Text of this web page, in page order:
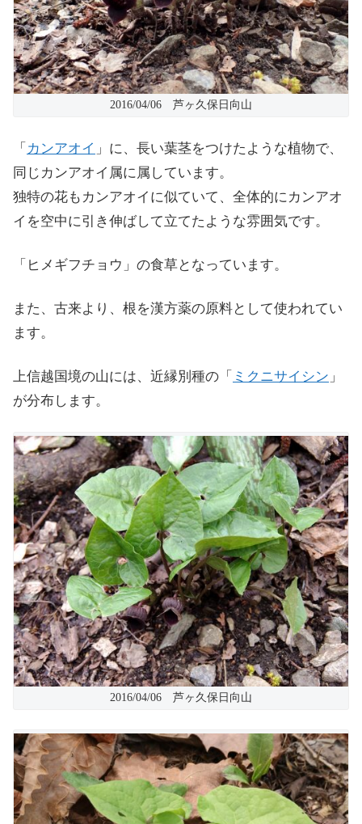
2016/04/06 芦ヶ久保日向山
「 カンアオイ 」に、長い葉茎をつけたような植物で、
同じカンアオイ属に属しています。
独特の花もカンアオイに似ていて、全体的にカンアオ
イを空中に引き伸ばして立てたような雰囲気です。
「ヒメギフチョウ」の食草となっています。
また、古来より、根を漢方薬の原料として使われてい
ます。
上信越国境の山には、近縁別種の「 ミクニサイシン 」
が分布します。
2016/04/06 芦ヶ久保日向山